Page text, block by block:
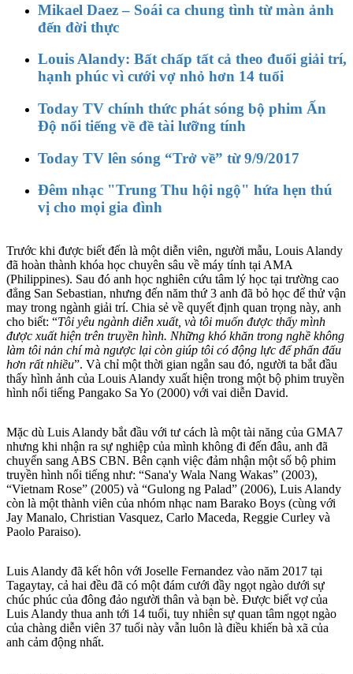
Mikael Daez – Soái ca chung tình từ màn ảnh
đến đời thực
Louis Alandy: Bất chấp tất cả theo đuổi giải trí,
hạnh phúc vì cưới vợ nhỏ hơn 14 tuổi
Today TV chính thức phát sóng bộ phim Ấn
Độ nổi tiếng về đề tài lưỡng tính
Today TV lên sóng “Trở về” từ 9/9/2017
Đêm nhạc "Trung Thu hội ngộ" hứa hẹn thú
vị cho mọi gia đình
Trước khi được biết đến là một diễn viên, người mẫu, Louis Alandy
đã hoàn thành khóa học chuyên sâu về máy tính tại AMA
(Philippines). Sau đó anh học nghiên cứu tâm lý học tại trường cao
đẳng San Sebastian, nhưng đến năm thứ 3 anh đã bỏ học để thử vận
may trong ngành giải trí. Chia sẻ về quyết định quan trọng này, anh
cho biết: “Tôi yêu ngành diễn xuất, và tôi muốn được thấy mình
được xuất hiện trên truyền hình. Những khó khăn trong nghề không
làm tôi nản chí mà ngược lại còn giúp tôi có động lực để phấn đấu
hơn rất nhiều”. Và chỉ một thời gian ngắn sau đó, người ta bắt đầu
thấy hình ảnh của Louis Alandy xuất hiện trong một bộ phim truyền
hình nổi tiếng Pangako Sa Yo (2000) với vai diễn David.
Mặc dù Luis Alandy bắt đầu với tư cách là một tài năng của GMA7
nhưng khi nhận ra sự nghiệp của mình không đi đến đâu, anh đã
chuyển sang ABS CBN. Bên cạnh việc đảm nhận một số bộ phim
truyền hình nổi tiếng như: “Sana'y Wala Nang Wakas” (2003),
“Vietnam Rose” (2005) và “Gulong ng Palad” (2006), Luis Alandy
còn là một thành viên của nhóm nhạc nam Barako Boys (cùng với
Jay Manalo, Christian Vasquez, Carlo Maceda, Reggie Curley và
Paolo Paraiso).
Luis Alandy đã kết hôn với Joselle Fernandez vào năm 2017 tại
Tagaytay, cả hai đều đã có một đám cưới đầy ngọt ngào dưới sự
chúc phúc của đông đảo người thân và bạn bè. Được biết vợ của
Luis Alandy thua anh tới 14 tuổi, tuy nhiên sự quan tâm ngọt ngào
của chàng diễn viên 37 tuổi này vẫn luôn là điều khiến bà xã của
anh cảm động nhất.